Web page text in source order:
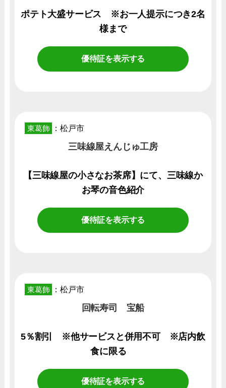
ポテト大盛サービス ※お一人提示につき2名
様まで
優待証を表示する
東葛飾 ：松戸市
三味線屋えんじゅ工房
【三味線屋の小さなお茶席】にて、三味線か
お琴の音色紹介
優待証を表示する
東葛飾 ：松戸市
回転寿司 宝船
5％割引 ※他サービスと併用不可 ※店内飲
食に限る
優待証を表示する